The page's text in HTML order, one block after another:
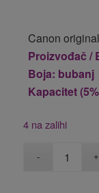
Canon
Proizvođač /
Boja: bubanj
Kapacitet
4 na zalihi